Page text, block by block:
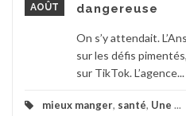
AOÛT
dangereuse
On s’y attendait.
sur les défis
sur TikTok. L’agence...
mieux manger, santé, Une ...